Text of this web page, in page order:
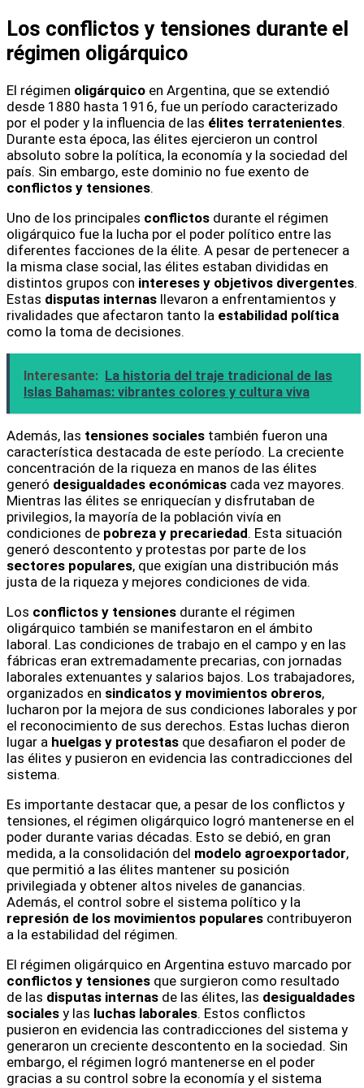
Los conflictos y tensiones durante el
régimen oligárquico
El régimen oligárquico en Argentina, que se extendió
desde 1880 hasta 1916, fue un período caracterizado
por el poder y la influencia de las élites terratenientes.
Durante esta época, las élites ejercieron un control
absoluto sobre la política, la economía y la sociedad del
país. Sin embargo, este dominio no fue exento de
conflictos y tensiones.
Uno de los principales conflictos durante el régimen
oligárquico fue la lucha por el poder político entre las
diferentes facciones de la élite. A pesar de pertenecer a
la misma clase social, las élites estaban divididas en
distintos grupos con intereses y objetivos divergentes.
Estas disputas internas llevaron a enfrentamientos y
rivalidades que afectaron tanto la estabilidad política
como la toma de decisiones.
Interesante: La historia del traje tradicional de las
Islas Bahamas: vibrantes colores y cultura viva
Además, las tensiones sociales también fueron una
característica destacada de este período. La creciente
concentración de la riqueza en manos de las élites
generó desigualdades económicas cada vez mayores.
Mientras las élites se enriquecían y disfrutaban de
privilegios, la mayoría de la población vivía en
condiciones de pobreza y precariedad. Esta situación
generó descontento y protestas por parte de los
sectores populares, que exigían una distribución más
justa de la riqueza y mejores condiciones de vida.
Los conflictos y tensiones durante el régimen
oligárquico también se manifestaron en el ámbito
laboral. Las condiciones de trabajo en el campo y en las
fábricas eran extremadamente precarias, con jornadas
laborales extenuantes y salarios bajos. Los trabajadores,
organizados en sindicatos y movimientos obreros,
lucharon por la mejora de sus condiciones laborales y por
el reconocimiento de sus derechos. Estas luchas dieron
lugar a huelgas y protestas que desafiaron el poder de
las élites y pusieron en evidencia las contradicciones del
sistema.
Es importante destacar que, a pesar de los conflictos y
tensiones, el régimen oligárquico logró mantenerse en el
poder durante varias décadas. Esto se debió, en gran
medida, a la consolidación del modelo agroexportador,
que permitió a las élites mantener su posición
privilegiada y obtener altos niveles de ganancias.
Además, el control sobre el sistema político y la
represión de los movimientos populares contribuyeron
a la estabilidad del régimen.
El régimen oligárquico en Argentina estuvo marcado por
conflictos y tensiones que surgieron como resultado
de las disputas internas de las élites, las desigualdades
sociales y las luchas laborales. Estos conflictos
pusieron en evidencia las contradicciones del sistema y
generaron un creciente descontento en la sociedad. Sin
embargo, el régimen logró mantenerse en el poder
gracias a su control sobre la economía y el sistema